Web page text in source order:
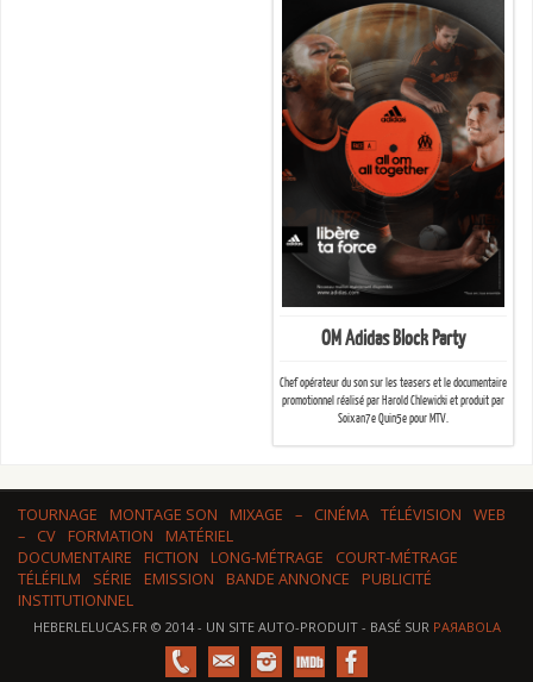
OM Adidas Block Party
Chef opérateur du son sur les teasers et le documentaire
promotionnel réalisé par Harold Chlewicki et produit par
Soixan7e Quin5e pour MTV.
TOURNAGE MONTAGE SON MIXAGE – CINÉMA TÉLÉVISION
WEB
–
CV FORMATION
MATÉRIEL
DOCUMENTAIRE
FICTION LONG-MÉTRAGE
COURT-MÉTRAGE
TÉLÉFILM
SÉRIE EMISSION BANDE ANNONCE
PUBLICITÉ
INSTITUTIONNEL
HEBERLELUCAS.FR © 2014 - UN SITE AUTO-PRODUIT - BASÉ SUR PAЯABOLA